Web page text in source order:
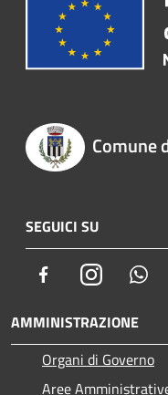
Comune
SEGUICI SU
FacebookInstagram
AMMINISTRAZIONE
Organi di Governo
Aree